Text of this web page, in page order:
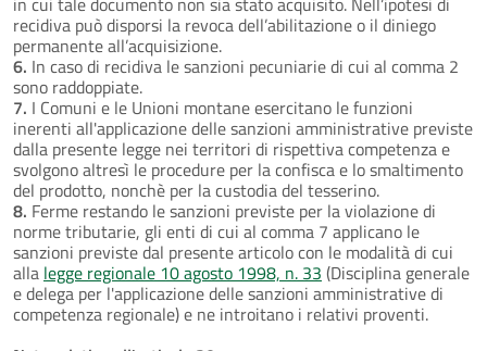
recidiva può disporsi la revoca dell’abilitazione o il diniego
permanente all’acquisizione.
6. In caso di recidiva le sanzioni pecuniarie di cui al comma 2
sono raddoppiate.
7. I Comuni e le Unioni montane esercitano le funzioni
inerenti all'applicazione delle sanzioni amministrative previste
dalla presente legge nei territori di rispettiva competenza e
svolgono altresì le procedure per la confisca e lo smaltimento
del prodotto, nonchè per la custodia del tesserino.
8. Ferme restando le sanzioni previste per la violazione di
norme tributarie, gli enti di cui al comma 7 applicano le
sanzioni previste dal presente articolo con le modalità di cui
alla legge regionale 10 agosto 1998, n. 33 (Disciplina generale
e delega per l'applicazione delle sanzioni amministrative di
competenza regionale) e ne introitano i relativi proventi.